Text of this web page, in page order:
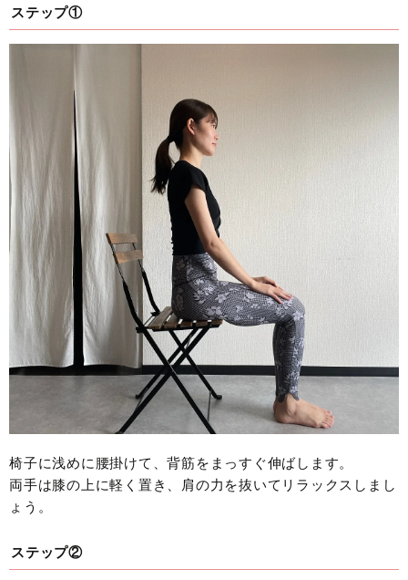
ステップ①
椅子に浅めに腰掛けて、背筋をまっすぐ伸ばします。
両手は膝の上に軽く置き、肩の力を抜いてリラックスしまし
ょう。
ステップ②